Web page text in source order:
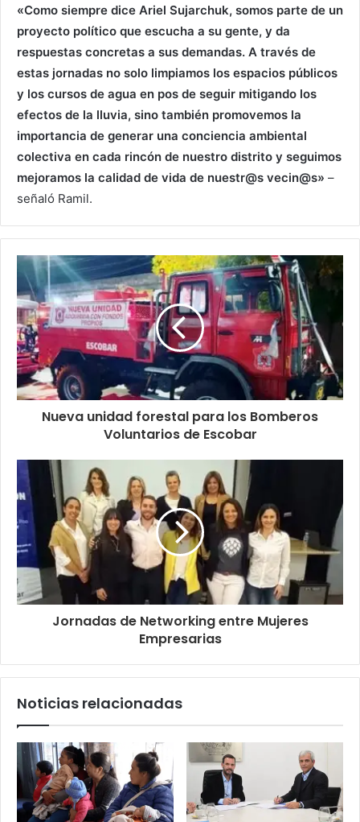
«Como siempre dice Ariel Sujarchuk, somos parte de un
proyecto político que escucha a su gente, y da
respuestas concretas a sus demandas. A través de
estas jornadas no solo limpiamos los espacios públicos
y los cursos de agua en pos de seguir mitigando los
efectos de la lluvia, sino también promovemos la
importancia de generar una conciencia ambiental
colectiva en cada rincón de nuestro distrito y seguimos
mejoramos la calidad de vida de nuestr@s vecin@s» –
señaló Ramil.
Nueva unidad forestal para los Bomberos
Voluntarios de Escobar
Jornadas de Networking entre Mujeres
Empresarias
Noticias relacionadas